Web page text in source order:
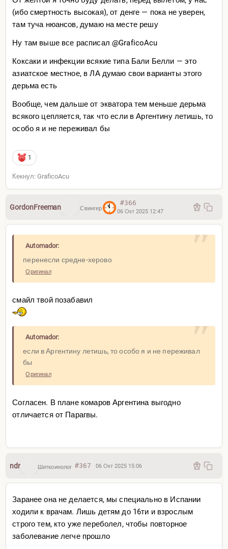
(ибо смертность высокая), от денге — пока не уверен,
там туча нюансов, думаю на месте решу
Ну там выше все расписал @GraficoAcu
Коксаки и инфекции всякие типа Бали Белли — это
азиатское местное, в ЛА думаю свои варианты этого
дерьма есть
Вообще, чем дальше от экватора тем меньше дерьма
всякого цепляется, так что если в Аргентину летишь, то
особо я и не переживал бы
1
Кекнул: GraficoAcu
GordonFreeman Свингер
#366
06 Окт 2025 12:47
Automador:
перенесли средне-херово
Оригинал
смайл твой позабавил
Automador:
если в Аргентину летишь, то особо я и не переживал
бы
Оригинал
Согласен. В плане комаров Аргентина выгодно
отличается от Парагвы.
ndr Шиткоинолог #367 06 Окт 2025 15:06
Заранее она не делается, мы специально в Испании
ходили к врачам. Лишь детям до 16ти и взрослым
строго тем, кто уже переболел, чтобы повторное
заболевание легче прошло